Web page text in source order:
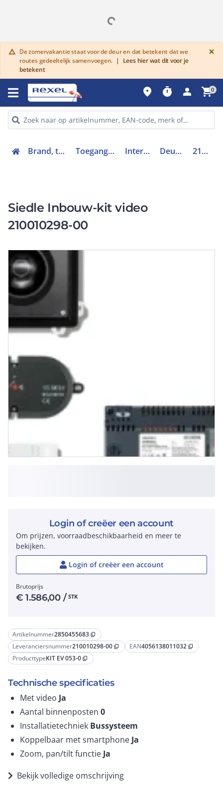
warning De zomervakantie staat voor de deur en dat betekent dat we
routes gedeeltelijk samenvoegen. |
Lees hier wat dit voor je
betekent
×
place timer person shopping_cart0
Brand, toegang en inbraak Toegangscontrolesystemen Intercomsystemen Deurintercom-set 210010298-00
Siedle Inbouw-kit video
210010298-00
Artikelnummer2850455683 content_copy
Leveranciersnummer210010298-00 content_copy EAN4056138011032 content_copy
ProducttypeKIT EV 053-0 content_copy
Technische specificaties
Met video Ja
Aantal binnenposten 0
Installatietechniek Bussysteem
Koppelbaar met smartphone Ja
Zoom, pan/tilt functie Ja
Bekijk volledige omschrijving
Login of creëer een account
Om prijzen, voorraadbeschikbaarheid en meer te
bekijken.
Login of creëer een account
Brutoprijs
€1.586,00/ STK